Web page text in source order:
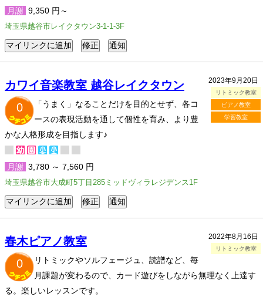
月謝 9,350 円～
埼玉県越谷市レイクタウン3-1-1-3F
2023年9月20日
リトミック教室
ピアノ教室
学習教室
カワイ音楽教室 越谷レイクタウン
0
「うまく」なることだけを目的とせず、各コ
ースの表現活動を通して個性を育み、より豊
かな人格形成を目指します♪
月謝 3,780 ～ 7,560 円
埼玉県越谷市大成町5丁目285ミッドヴィラレジデンス1F
2022年8月16日
リトミック教室
春木ピアノ教室
0
リトミックやソルフェージュ、読譜など、毎
月課題が変わるので、カード遊びをしながら無理なく上達す
る。楽しいレッスンです。